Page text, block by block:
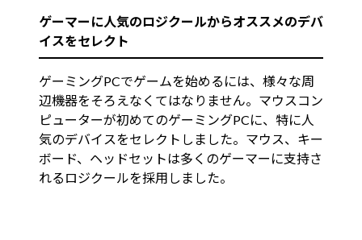
ゲーマーに人気のロジクールからオススメのデバ
イスをセレクト
ゲーミングPCでゲームを始めるには、様々な周
辺機器をそろえなくてはなりません。マウスコン
ピューターが初めてのゲーミングPCに、特に人
気のデバイスをセレクトしました。マウス、キー
ボード、ヘッドセットは多くのゲーマーに支持さ
れるロジクールを採用しました。